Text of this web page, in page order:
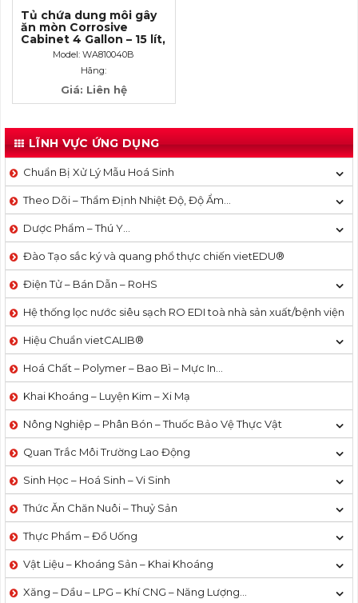
Tủ chứa dung môi gây
ăn mòn Corrosive
Cabinet 4 Gallon – 15 lít,
cửa không tự đóng
Model: WA810040B
Hãng:
Giá: Liên hệ
LĨNH VỰC ỨNG DỤNG
Chuẩn Bị Xử Lý Mẫu Hoá Sinh
Theo Dõi – Thẩm Định Nhiệt Độ, Độ Ẩm…
Dược Phẩm – Thú Y…
Đào Tạo sắc ký và quang phổ thực chiến vietEDU®
Điện Tử – Bán Dẫn – RoHS
Hệ thống lọc nước siêu sạch RO EDI​​ toà nhà sản xuất/bệnh viện
Hiệu Chuẩn vietCALIB®
Hoá Chất – Polymer – Bao Bì – Mực In…
Khai Khoáng – Luyện Kim – Xi Mạ
Nông Nghiệp – Phân Bón – Thuốc Bảo Vệ Thực Vật
Quan Trắc Môi Trường Lao Động
Sinh Học – Hoá Sinh – Vi Sinh
Thức Ăn Chăn Nuôi – Thuỷ Sản
Thực Phẩm – Đồ Uống
Vật Liệu – Khoáng Sản – Khai Khoáng
Xăng – Dầu – LPG – Khí CNG – Năng Lượng…